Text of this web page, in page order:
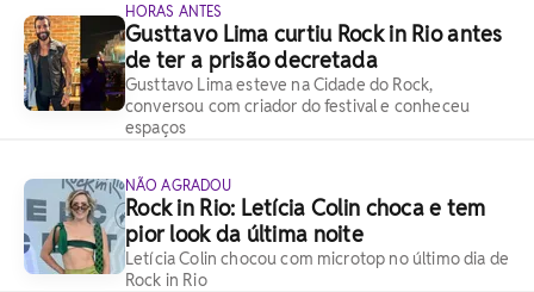
HORAS ANTES
Gusttavo Lima curtiu Rock in Rio antes
de ter a prisão decretada
Gusttavo Lima esteve na Cidade do Rock,
conversou com criador do festival e conheceu
espaços
NÃO AGRADOU
Rock in Rio: Letícia Colin choca e tem
pior look da última noite
Letícia Colin chocou com microtop no último dia de
Rock in Rio